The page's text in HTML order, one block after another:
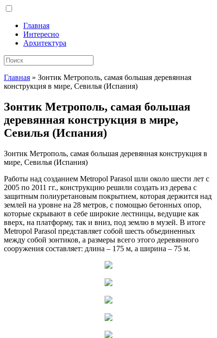
Главная
Интересно
Архитектура
Главная » Зонтик Метрополь, самая большая деревянная
конструкция в мире, Севилья (Испания)
Зонтик Метрополь, самая большая
деревянная конструкция в мире,
Севилья (Испания)
Зонтик Метрополь, самая большая деревянная конструкция в
мире, Севилья (Испания)
Работы над созданием Metropol Parasol шли около шести лет с
2005 по 2011 гг., конструкцию решили создать из дерева с
защитным полиуретановым покрытием, которая держится над
землей на уровне на 28 метров, с помощью бетонных опор,
которые скрывают в себе широкие лестницы, ведущие как
вверх, на платформу, так и вниз, под землю в музей. В итоге
Metropol Parasol представляет собой шесть объединенных
между собой зонтиков, а размеры всего этого деревянного
сооружения составляет: длина – 175 м, а ширина – 75 м.